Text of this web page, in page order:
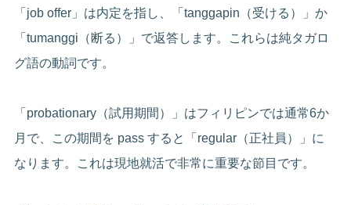
「job offer」は内定を指し、「tanggapin（受ける）」か
「tumanggi（断る）」で返答します。これらは純タガロ
グ語の動詞です。
「probationary（試用期間）」はフィリピンでは通常6か
月で、この期間を pass すると「regular（正社員）」に
なります。これは現地就活で非常に重要な節目です。